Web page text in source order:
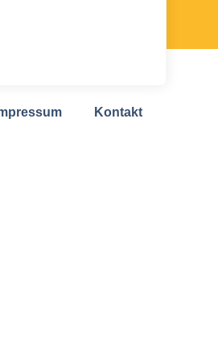
Kontakt